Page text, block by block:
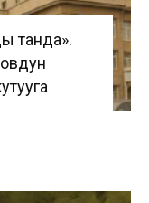
танда».